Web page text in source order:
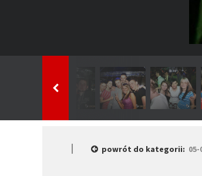
powrót do kategorii: 05-